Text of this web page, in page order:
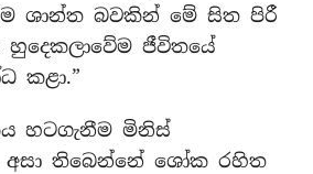
ශාන්ත බවකින් මේ සිත පිරී
හුදෙකලාවේම ජීවිතයේ
කළා.”
හටගැනීම මිනිස්
අසා තිබෙන්නේ ශෝක රහිත